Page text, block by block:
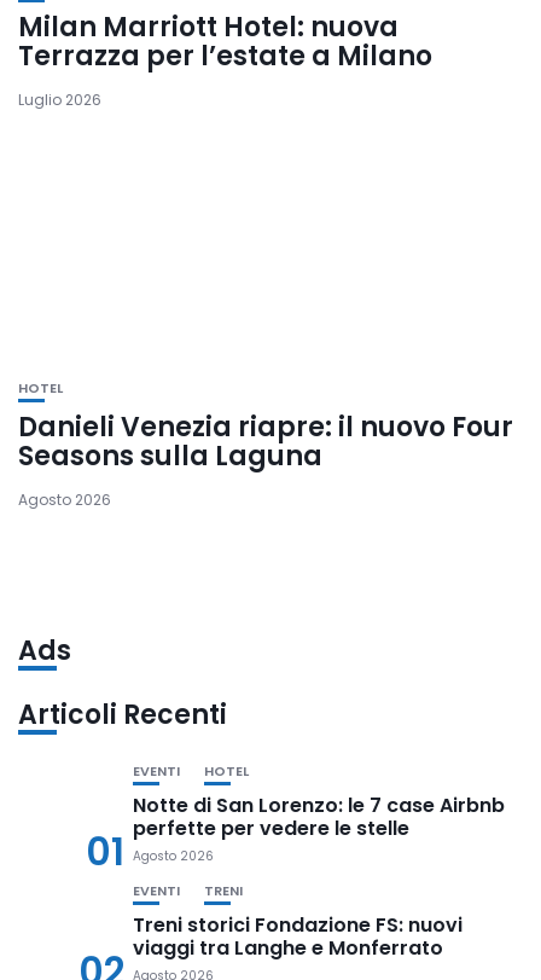
Milan Marriott Hotel: nuova
Terrazza per l’estate a Milano
Luglio 2026
HOTEL
Danieli Venezia riapre: il nuovo Four
Seasons sulla Laguna
Agosto 2026
Ads
Articoli Recenti
01
EVENTI HOTEL
Notte di San Lorenzo: le 7 case Airbnb
perfette per vedere le stelle
Agosto 2026
EVENTI TRENI
Treni storici Fondazione FS: nuovi
viaggi tra Langhe e Monferrato
Agosto 2026